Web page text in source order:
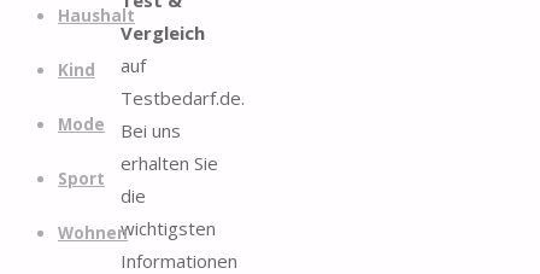
Haushalt
Kind
Mode
Sport
Wohnen
Vergleich
auf
Testbedarf.de.
Bei uns
erhalten Sie
die
wichtigsten
Informationen